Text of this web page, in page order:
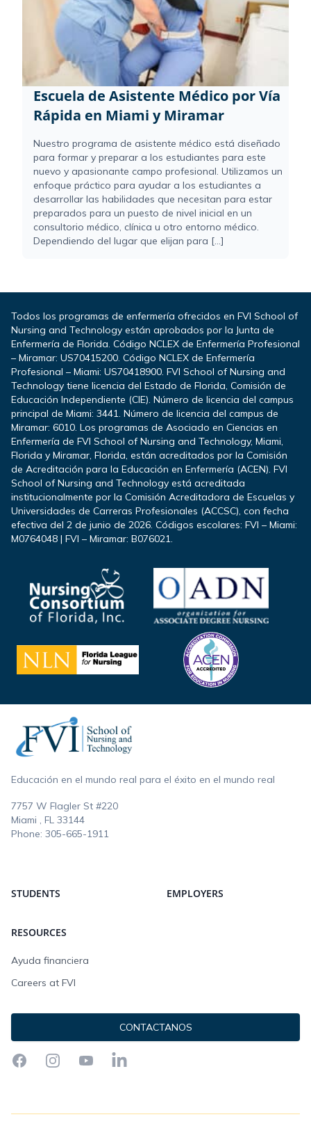
Escuela de Asistente Médico por Vía
Rápida en Miami y Miramar
Nuestro programa de asistente médico está diseñado
para formar y preparar a los estudiantes para este
nuevo y apasionante campo profesional. Utilizamos un
enfoque práctico para ayudar a los estudiantes a
desarrollar las habilidades que necesitan para estar
preparados para un puesto de nivel inicial en un
consultorio médico, clínica u otro entorno médico.
Dependiendo del lugar que elijan para [...]
Todos los programas de enfermería ofrecidos en FVI School of
Nursing and Technology están aprobados por la Junta de
Enfermería de Florida. Código NCLEX de Enfermería Profesional
– Miramar: US70415200. Código NCLEX de Enfermería
Profesional – Miami: US70418900. FVI School of Nursing and
Technology tiene licencia del Estado de Florida, Comisión de
Educación Independiente (CIE). Número de licencia del campus
principal de Miami: 3441. Número de licencia del campus de
Miramar: 6010. Los programas de Asociado en Ciencias en
Enfermería de FVI School of Nursing and Technology, Miami,
Florida y Miramar, Florida, están acreditados por la Comisión
de Acreditación para la Educación en Enfermería (ACEN). FVI
School of Nursing and Technology está acreditada
institucionalmente por la Comisión Acreditadora de Escuelas y
Universidades de Carreras Profesionales (ACCSC), con fecha
efectiva del 2 de junio de 2026. Códigos escolares: FVI – Miami:
M0764048 | FVI – Miramar: B076021.
Educación en el mundo real para el éxito en el mundo real
7757 W Flagler St #220
Miami , FL 33144
Phone: 305-665-1911
STUDENTS EMPLOYERS
RESOURCES
Ayuda financiera
Careers at FVI
CONTACTANOS
FacebookInstagramYouTubeLinkedIn